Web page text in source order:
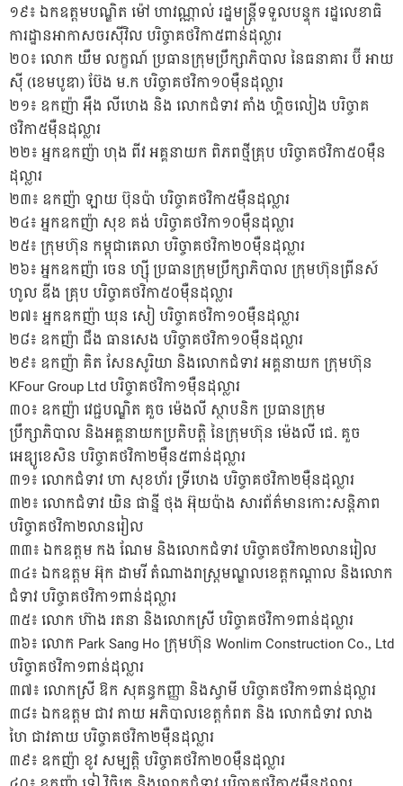
១៩៖ ឯកឧត្តមបណ្ឌិត ម៉ៅ ហាវណ្ណាល់ រដ្ឋមន្ត្រីទទួលបន្ទុក រដ្ឋលេខាធិ
ការដ្ឋានអាកាសចរស៊ីវិល បរិច្ចាគថវិកា៥ពាន់ដុល្លារ
២០៖ លោក យឹម លក្ខណ៍ ប្រធានក្រុមប្រឹក្សាភិបាល នៃធនាគារ ប៊ី អាយ
ស៉ី (ខេមបូឌា) ប៊ែង ម.ក បរិច្ចាគថវិកា១០ម៉ឺនដុល្លារ
២១៖ ឧកញ៉ា អ៉ឹង លីហេង និង លោកជំទាវ តាំង ហ្គិចលៀង បរិច្ចាគ
ថវិកា៥ម៉ឺនដុល្លារ
២២៖ អ្នកឧកញ៉ា ហុង ពីវ អគ្គនាយក ពិភពថ្មីគ្រុប បរិច្ចាគថវិកា៥០ម៉ឺន
ដុល្លារ
២៣៖ ឧកញ៉ា ឡាយ ប៊ុនប៉ា បរិច្ចាគថវិកា៥ម៉ឺនដុល្លារ
២៤៖ អ្នកឧកញ៉ា សុខ គង់ បរិច្ចាគថវិកា១០ម៉ឺនដុល្លារ
២៥៖ ក្រុមហ៊ុន កម្ពុជាតេលា បរិច្ចាគថវិកា២០ម៉ឺនដុល្លារ
២៦៖ អ្នកឧកញ៉ា ចេន ហ្ស៊ី ប្រធានក្រុមប្រឹក្សាភិបាល ក្រុមហ៊ុនព្រីនស៍
ហូល ឌីង គ្រុប បរិច្ចាគថវិកា៥០ម៉ឺនដុល្លារ
២៧៖ អ្នកឧកញ៉ា ឃុន សៀ បរិច្ចាគថវិកា១០ម៉ឺនដុល្លារ
២៨៖ ឧកញ៉ា ជឹង ធានសេង បរិច្ចាគថវិកា១០ម៉ឺនដុល្លារ
២៩៖ ឧកញ៉ា គិត សែនសូរិយា និងលោកជំទាវ អគ្គនាយក ក្រុមហ៊ុន
KFour Group Ltd បរិច្ចាគថវិកា១ម៉ឺនដុល្លារ
៣០៖ ឧកញ៉ា វេជ្ជបណ្ឌិត គួច ម៉េងលី ស្ថាបនិក ប្រធានក្រុម
ប្រឹក្សាភិបាល និងអគ្គនាយកប្រតិបត្តិ នៃក្រុមហ៊ុន ម៉េងលី ជេ. គួច
អេឌ្យូខេសិន បរិច្ចាគថវិកា២ម៉ឺន៥ពាន់ដុល្លារ
៣១៖ លោកជំទាវ ហា សុខហ័រ ទ្រីហេង បរិច្ចាគថវិកា២ម៉ឺនដុល្លារ
៣២៖ លោកជំទាវ យិន ផាន្នី ថុង អ៊ុយប៉ាង សារព័ត៌មានកោះសន្តិភាព
បរិច្ចាគថវិកា២លានរៀល
៣៣៖ ឯកឧត្តម កង ណែម និងលោកជំទាវ បរិច្ចាគថវិកា២លានរៀល
៣៤៖ ឯកឧត្តម អ៊ុក ដាមរី តំណាងរាស្ត្រមណ្ឌលខេត្តកណ្តាល និងលោក
ជំទាវ បរិច្ចាគថវិកា១ពាន់ដុល្លារ
៣៥៖ លោក ហ៊ាង រតនា និងលោកស្រី បរិច្ចាគថវិកា១ពាន់ដុល្លារ
៣៦៖ លោក Park Sang Ho ក្រុមហ៊ុន Wonlim Construction Co., Ltd
បរិច្ចាគថវិកា១ពាន់ដុល្លារ
៣៧៖ លោកស្រី ឱក សុគន្ធកញ្ញា និងស្វាមី បរិច្ចាគថវិកា១ពាន់ដុល្លារ
៣៨៖ ឯកឧត្តម ជាវ តាយ អភិបាលខេត្តកំពត និង លោកជំទាវ លាង
ហៃ ជាវតាយ បរិច្ចាគថវិកា២ម៉ឺនដុល្លារ
៣៩៖ ឧកញ៉ា ខូវ សម្បត្តិ បរិច្ចាគថវិកា២០ម៉ឺនដុល្លារ